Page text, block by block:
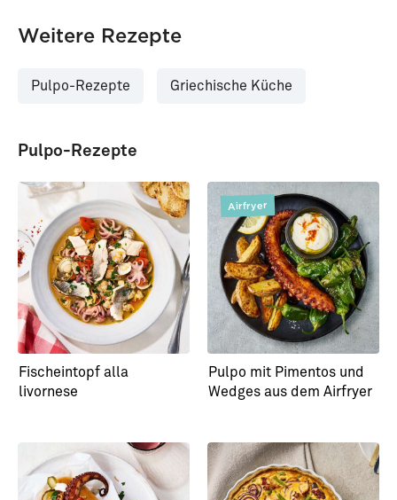
Weitere Rezepte
Pulpo-Rezepte Griechische Küche
Pulpo-Rezepte
Fischeintopf alla
livornese
Airfryer
Pulpo mit Pimentos und
Wedges aus dem Airfryer